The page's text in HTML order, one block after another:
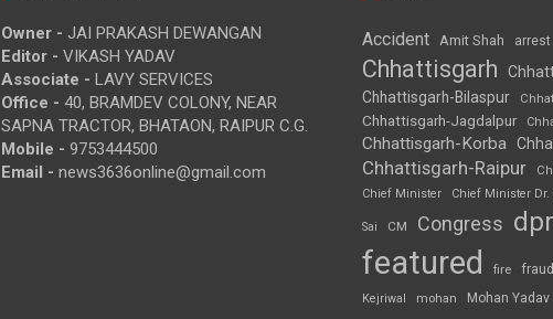
Owner - JAI PRAKASH DEWANGAN
Editor - VIKASH YADAV
Associate - LAVY SERVICES
Office - 40, BRAMDEV COLONY, NEAR
SAPNA TRACTOR, BHATAON, RAIPUR C.G.
Mobile - 9753444500
Email - news3636online@gmail.com
Accident Amit Shah arrest
Chhattisgarh
Chhattisgarh-Bilaspur
Chhattisgarh-Jagdalpur
Chhattisgarh-Korba
Chhattisgarh-Raipur
Chief Minister
Chief Minister Dr.
Sai CM Congress
featured fire fraud
Kejriwal mohan Mohan Yadav